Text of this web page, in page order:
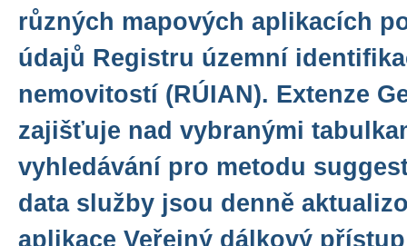
různých mapových aplikacích
údajů Registru územní
nemovitostí (RÚIAN). Extenze
zajišťuje nad vybranými
vyhledávání pro metodu
data služby jsou denně
aplikace Veřejný dálkový